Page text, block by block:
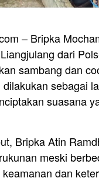
– Bripka
dari
sambang dan
sebagai
suasana
Bripka Atin
meski
dan